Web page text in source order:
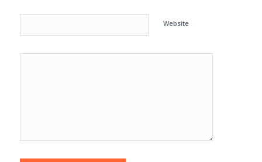
Website